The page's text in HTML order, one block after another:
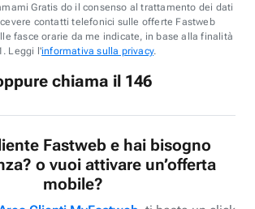
Gratis do il consenso al trattamento dei dati
contatti telefonici sulle offerte Fastweb
fasce orarie da me indicate, in base alla finalità
Leggi l'informativa sulla privacy.
chiama il 146
Fastweb e hai bisogno
o vuoi attivare un’offerta
mobile?